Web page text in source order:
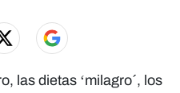
las dietas ‘milagro´, los